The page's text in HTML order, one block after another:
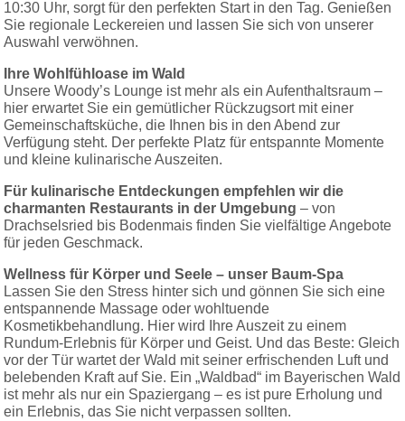
10:30 Uhr, sorgt für den perfekten Start in den Tag. Genießen
Sie regionale Leckereien und lassen Sie sich von unserer
Auswahl verwöhnen.
Ihre Wohlfühloase im Wald
Unsere Woody’s Lounge ist mehr als ein Aufenthaltsraum –
hier erwartet Sie ein gemütlicher Rückzugsort mit einer
Gemeinschaftsküche, die Ihnen bis in den Abend zur
Verfügung steht. Der perfekte Platz für entspannte Momente
und kleine kulinarische Auszeiten.
Für kulinarische Entdeckungen empfehlen wir die
charmanten Restaurants in der Umgebung – von
Drachselsried bis Bodenmais finden Sie vielfältige Angebote
für jeden Geschmack.
Wellness für Körper und Seele – unser Baum-Spa
Lassen Sie den Stress hinter sich und gönnen Sie sich eine
entspannende Massage oder wohltuende
Kosmetikbehandlung. Hier wird Ihre Auszeit zu einem
Rundum-Erlebnis für Körper und Geist. Und das Beste: Gleich
vor der Tür wartet der Wald mit seiner erfrischenden Luft und
belebenden Kraft auf Sie. Ein „Waldbad“ im Bayerischen Wald
ist mehr als nur ein Spaziergang – es ist pure Erholung und
ein Erlebnis, das Sie nicht verpassen sollten.